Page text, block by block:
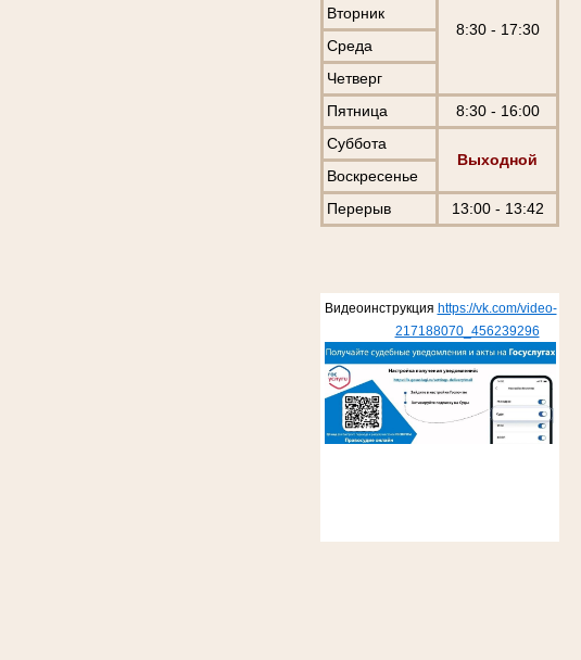
8:30 - 17:30
Вторник
Среда
Четверг
Пятница
8:30 - 16:00
Суббота
Выходной
Воскресенье
Перерыв
13:00 - 13:42
Видеоинструкция https://vk.com/video-
217188070_456239296